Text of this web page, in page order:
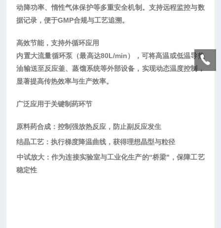
动降功率、惰性气体保护‌等多重安全机制。支持远程监控与数
据记录，便于GMP合规与工艺追溯。
高效节能，支持外循环应用
内置大流量循环泵（最高达80L/min），可将高温或低温导热
油输送至反应釜、蒸馏系统等外部设备，实现动态温度控制，
显著提高传热效率与生产效率。
广泛应用于关键制药环节
原料药合成 ‌：控制强放热反应，防止副反应发生
结晶工艺 ‌：执行梯度降温曲线，获得理想晶型与粒径
中试放大‌：作为连接实验室与工业化生产的“桥梁"，保障工艺
稳定性